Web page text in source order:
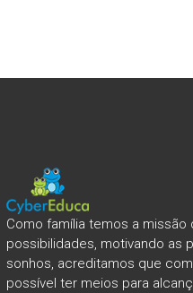
Como família temos a
possibilidades, motivando as
sonhos, acreditamos que
possível ter meios para